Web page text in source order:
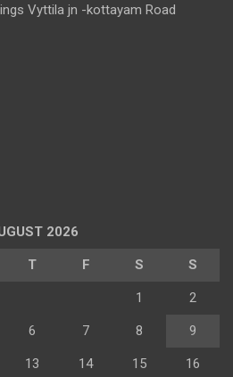
Vyttila jn -kottayam Road
2026
T F S S
1 2
6 7 8 9
13 14 15 16